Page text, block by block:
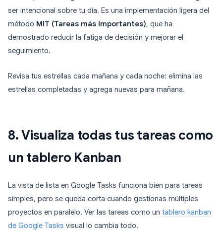
ser intencional sobre tu día. Es una implementación ligera del
método MIT (Tareas más importantes), que ha
demostrado reducir la fatiga de decisión y mejorar el
seguimiento.
Revisa tus estrellas cada mañana y cada noche: elimina las
estrellas completadas y agrega nuevas para mañana.
8. Visualiza todas tus tareas como
un tablero Kanban
La vista de lista en Google Tasks funciona bien para tareas
simples, pero se queda corta cuando gestionas múltiples
proyectos en paralelo. Ver las tareas como un tablero kanban
de Google Tasks visual lo cambia todo.